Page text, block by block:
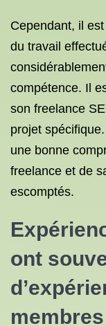
Cependant, il
du travail
compétence. Il
son freelance
projet
une bonne
freelance et de
escomptés.
ont